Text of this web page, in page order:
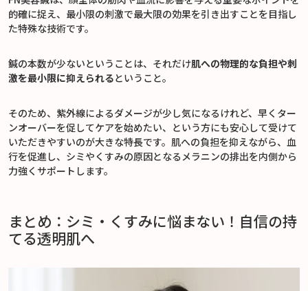
的確に捉え、最小限の刺激で最大限の効果を引き出すことを目指し
た特殊な技術です。
鍼の本数が少ないということは、それだけ肌への物理的な負担や刺
激を最小限に抑えられるということ。
そのため、紫外線によるダメージが少し気になるけれど、早くター
ンオーバーを促してケアを始めたい、という方にも安心して受けて
いただきやすいのが大きな特長です。肌への負担を抑えながら、血
行を促進し、シミやくすみの原因となるメラニンの排出を内側から
力強くサポートします。
まとめ：シミ・くすみに悩まない！自信の持
てる透明肌へ